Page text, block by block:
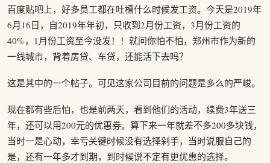
百度贴吧上，好多员工都在吐槽什么时候发工资。今天是2019年
6月16日，自2019年年初，只收到2月份工资，3月份工资的
40%，1月份工资至今没发！！就问你怕不怕，郑州市作为新的
一线城市，背着房贷、车贷，还能活下去吗？
这是其中的一个帖子。可见这家公司目前的问题是多么的严峻。
现在都有些后怕，也是前两天，看到他们的活动，续费3年送三
年，还可以用200元的优惠券。算下来一年就差不多200多块钱，
当时一是心动，幸亏关键时候没有选择剁手，当时说服自己的
是，还有一年多才到期，到时候说不定有更优惠的选择。